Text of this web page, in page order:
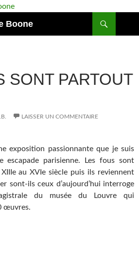
Boone
SONT PARTOUT
LAISSER UN COMMENTAIRE
exposition passionnante que je suis
escapade parisienne. Les fous sont
au XVIe siècle puis ils reviennent
sont-ils ceux d’aujourd’hui interroge
du musée du Louvre qui
œuvres.